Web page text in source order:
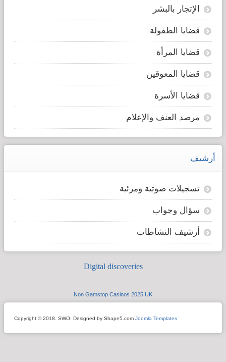
الإتجار بالبشر
قضايا الطفولة
قضايا المرأة
قضايا المعوقين
قضايا الأسرة
مرصد العنف والإعلام
أرشيف
تسجيلات صوتية ومرئية
سؤال وجواب
أرشيف النشاطات
Digital discoveries
Non Gamstop Casinos 2025 UK
Copyright © 2018. SWO. Designed by Shape5.com Joomla Templates